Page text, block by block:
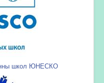
школ ЮНЕСКО